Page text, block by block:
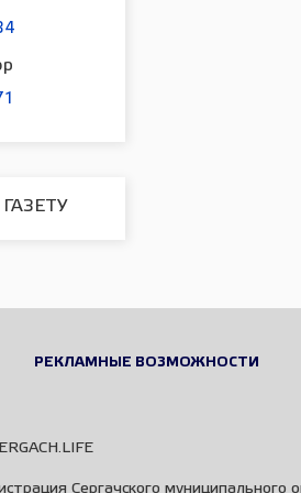
РЕКЛАМНЫЕ ВОЗМОЖНОСТИ
Сергачского муниципального